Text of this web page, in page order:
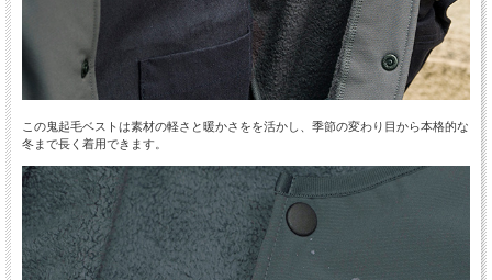
この鬼起毛ベストは素材の軽さと暖かさをを活かし、季節の変わり目から本格的な
冬まで長く着用できます。